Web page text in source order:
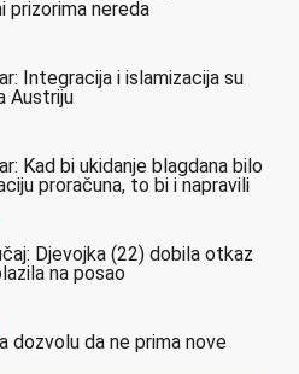
prizorima nereda
Integracija i islamizacija su
Austriju
Kad bi ukidanje blagdana bilo
proračuna, to bi i napravili
Djevojka (22) dobila otkaz
na posao
dozvolu da ne prima nove